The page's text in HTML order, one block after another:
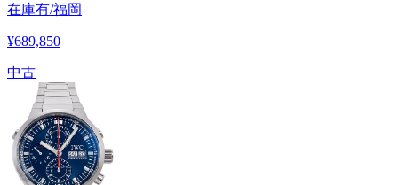
在庫有/福岡
¥689,850
中古